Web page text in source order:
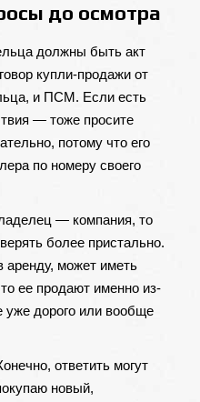
до осмотра
должны быть акт
купли-продажи от
и ПСМ. Если есть
— тоже просите
потому что его
по номеру своего
— компания, то
более пристально.
аренду, может иметь
ее продают именно из-
уже дорого или вообще
ответить могут
новый,